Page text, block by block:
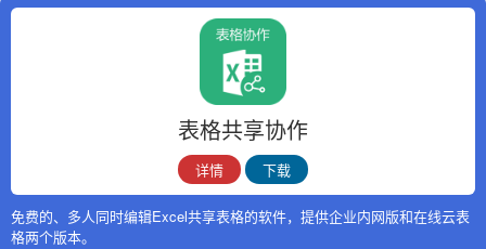
表格共享协作
详情 下载
免费的、多人同时编辑Excel共享表格的软件，提供企业内网版和在线云表
格两个版本。